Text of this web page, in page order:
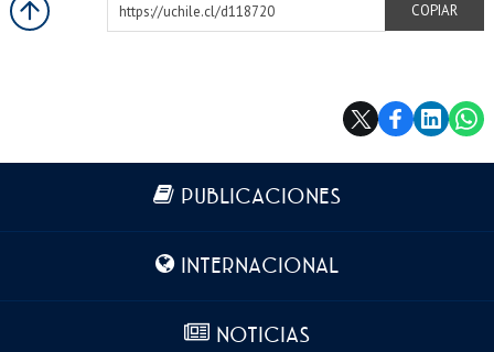
https://uchile.cl/d118720
COPIAR
Más información
PUBLICACIONES
INTERNACIONAL
NOTICIAS